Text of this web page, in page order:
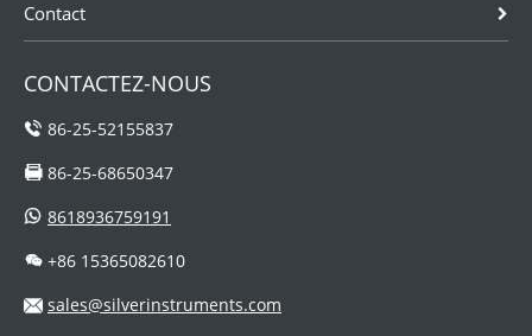
Contact
CONTACTEZ-NOUS
86-25-52155837
86-25-68650347
8618936759191
+86 15365082610
sales@silverinstruments.com